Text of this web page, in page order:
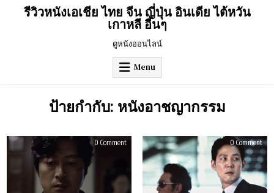
รีวิวหนังเอเชีย ไทย จีน ญี่ปุ่น อินเดีย ไต้หวัน
เกาหลี อื่นๆ
ดูหนังออนไลน์
Menu
ป้ายกำกับ: หนังอาชญากรรม
0 Commenton
Chaser
(2008)
0 Commenton
รีวิว